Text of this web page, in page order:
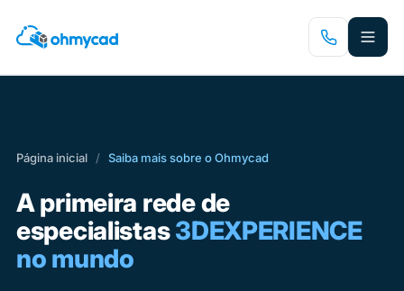
para
Página inicial / Saiba mais sobre o Ohmycad
A primeira rede de
especialistas3DEXPERIENCE
no mundo